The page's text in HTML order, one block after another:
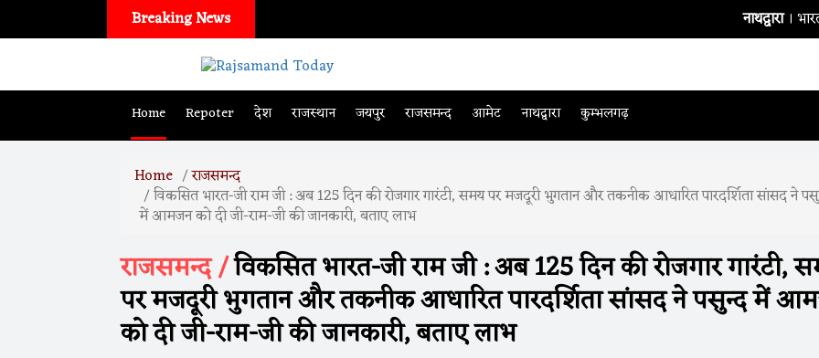
Breaking News । भारतीय टीम के
Home Repoter देश राजस्थान जयपुर राजसमन्द आमेट नाथद्वारा कुम्भलगढ़
Home राजसमन्द
विकसित भारत-जी राम जी : अब 125 दिन की रोजगार गारंटी, समय पर मजदूरी भुगतान और तकनीक आधारित पारदर्शिता सांसद ने
में आमजन को दी जी-राम-जी की जानकारी, बताए लाभ
राजसमन्द /विकसित भारत-जी राम जी : अब 125 दिन की रोजगार गारंटी,
पर मजदूरी भुगतान और तकनीक आधारित पारदर्शिता सांसद ने पसुन्द में
को दी जी-राम-जी की जानकारी, बताए लाभ